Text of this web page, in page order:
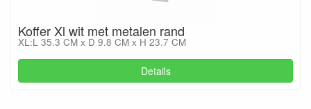
Koffer Xl wit met metalen rand
XL:L 35.3 CM x D 9.8 CM x H 23.7 CM
Details